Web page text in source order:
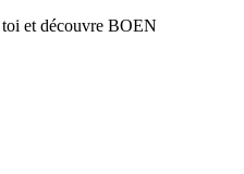
et découvre BOEN